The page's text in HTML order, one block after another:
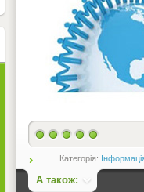
Категорія:
А також: